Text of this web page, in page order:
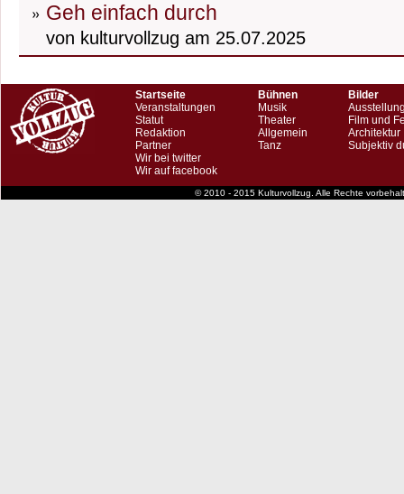
Geh einfach durch
von kulturvollzug am 25.07.2025
Startseite
Veranstaltungen
Statut
Redaktion
Partner
Wir bei twitter
Wir auf facebook
Bühnen
Musik
Theater
Allgemein
Tanz
Bilder
Film und
Architektur
Subjektiv
© 2010 - 2015 Kulturvollzug. Alle Rechte